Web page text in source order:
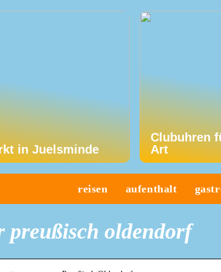
in Juelsminde
Clubuhren
Art
reisen aufenthalt
preußisch oldendorf